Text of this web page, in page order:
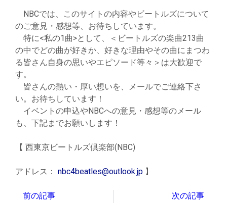
NBCでは、このサイトの内容やビートルズについて
のご意見・感想等、お待ちしています。
特に<私の1曲>として、＜ビートルズの楽曲213曲
の中でどの曲が好きか、好きな理由やその曲にまつわ
る皆さん自身の思いやエピソード等々＞は大歓迎で
す。
皆さんの熱い・厚い想いを、メールでご連絡下さ
い。お待ちしています！
イベントの申込やNBCへの意見・感想等のメール
も、下記までお願いします！
【 西東京ビートルズ倶楽部(NBC)
アドレス： nbc4beatles@outlook.jp 】
前の記事
次の記事